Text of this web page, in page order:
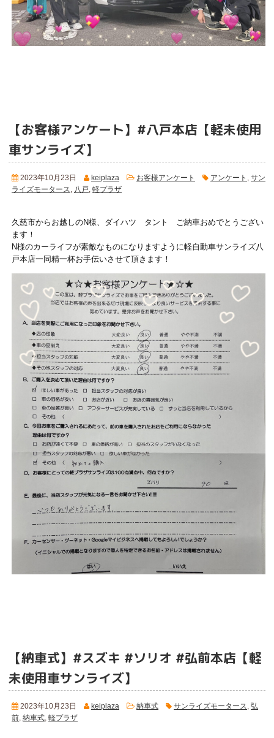
【お客様アンケート】#八戸本店【軽未使用
車サンライズ】
2023年10月23日 keiplaza お客様アンケート アンケート
サン
ライズモータース
八戸 軽プラザ
久慈市からお越しのN様、ダイハツ タント ご納車おめでとうござい
ます！
N様のカーライフが素敵なものになりますように軽自動車サンライズ八
戸本店一同精一杯お手伝いさせて頂きます！
【納車式】#スズキ #ソリオ #弘前本店【軽
未使用車サンライズ】
2023年10月23日 keiplaza 納車式 サンライズモータース
弘
前 納車式 軽プラザ